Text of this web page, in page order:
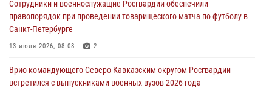
пресечена противоправная деятельность, связанная с пропагандой
терроризма (видео)
07 августа 2026, 13:30
нарушений миграционного законодательства
07 августа 2026, 12:54
Сотрудники и военнослужащие Росгвардии обеспечили
правопорядок при проведении товарищеского матча по футболу в
Санкт-Петербурге
13 июля 2026, 08:08 2
Врио командующего Северо-Кавказским округом Росгвардии
встретился с выпускниками военных вузов 2026 года